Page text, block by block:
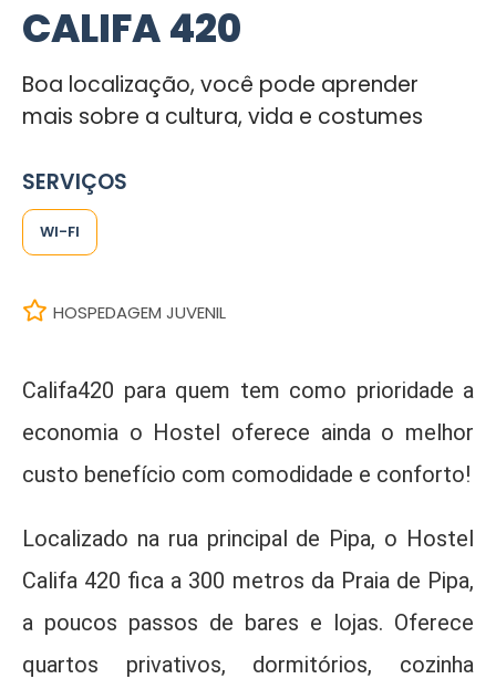
CALIFA 420
Boa localização, você pode aprender
mais sobre a cultura, vida e costumes
SERVIÇOS
WI-FI
HOSPEDAGEM JUVENIL
Califa420 para quem tem como prioridade a
economia o Hostel oferece ainda o melhor
custo benefício com comodidade e conforto!
Localizado na rua principal de Pipa, o Hostel
Califa 420 fica a 300 metros da Praia de Pipa,
a poucos passos de bares e lojas. Oferece
quartos privativos, dormitórios, cozinha